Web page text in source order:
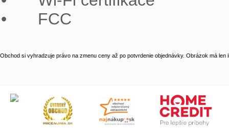
•	FCC
Obchod si vyhradzuje právo na zmenu ceny až po potvrdenie objednávky. Obrázok má len